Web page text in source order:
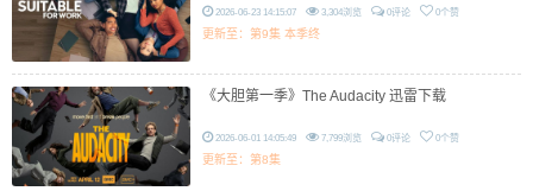
2026-06-23 14:15:07 3,304浏览 0评论 0个赞
更新至：第9集 本季终
《大胆第一季》The Audacity 迅雷下载
2026-06-01 14:05:49 7,799浏览 0评论 0个赞
更新至：第8集